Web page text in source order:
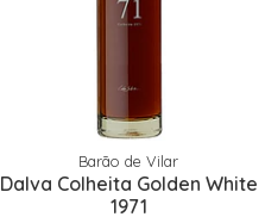
Barão de Vilar
Dalva Colheita Golden White
1971